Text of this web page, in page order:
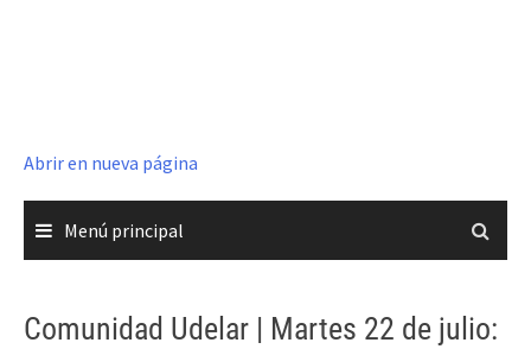
Abrir en nueva página
Menú principal
Comunidad Udelar | Martes 22 de julio: